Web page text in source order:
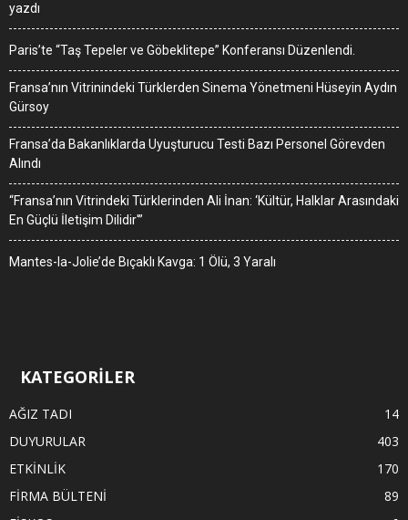
yazdı
Paris’te “Taş Tepeler ve Göbeklitepe” Konferansı Düzenlendi.
Fransa’nın Vitrinindeki Türklerden Sinema Yönetmeni Hüseyin Aydın
Gürsoy
Fransa’da Bakanlıklarda Uyuşturucu Testi Bazı Personel Görevden
Alındı
“Fransa’nın Vitrindeki Türklerinden Ali İnan: ‘Kültür, Halklar Arasındaki
En Güçlü İletişim Dilidir'”
Mantes-la-Jolie’de Bıçaklı Kavga: 1 Ölü, 3 Yaralı
KATEGORİLER
AĞIZ TADI
14
DUYURULAR
403
ETKİNLİK
170
FİRMA BÜLTENİ
89